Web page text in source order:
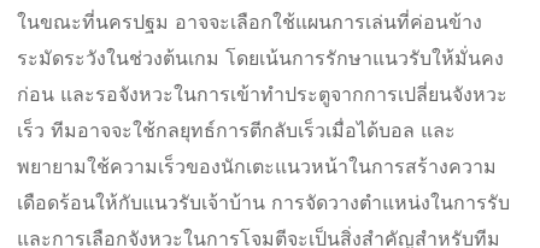
ในขณะที่นครปฐม อาจจะเลือกใช้แผนการเล่นที่ค่อนข้าง
ระมัดระวังในช่วงต้นเกม โดยเน้นการรักษาแนวรับให้มั่นคง
ก่อน และรอจังหวะในการเข้าทำประตูจากการเปลี่ยนจังหวะ
เร็ว ทีมอาจจะใช้กลยุทธ์การตีกลับเร็วเมื่อได้บอล และ
พยายามใช้ความเร็วของนักเตะแนวหน้าในการสร้างความ
เดือดร้อนให้กับแนวรับเจ้าบ้าน การจัดวางตำแหน่งในการรับ
และการเลือกจังหวะในการโจมตีจะเป็นสิ่งสำคัญสำหรับทีม